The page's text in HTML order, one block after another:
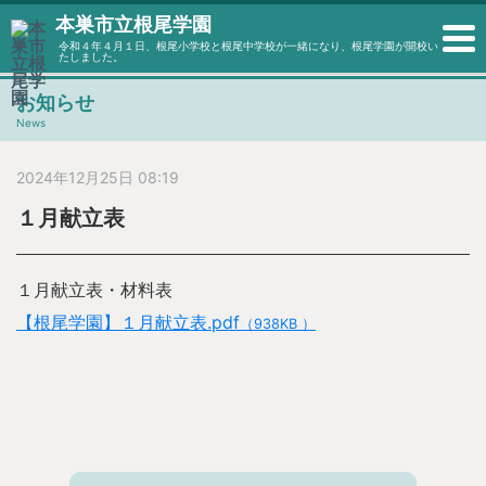
本巣市立根尾学園
令和４年４月１日、根尾小学校と根尾中学校が一緒になり、根尾学園が開校い
たしました。
お知らせ
News
2024年12月25日 08:19
１月献立表
１月献立表・材料表
【根尾学園】１月献立表.pdf （938KB ）